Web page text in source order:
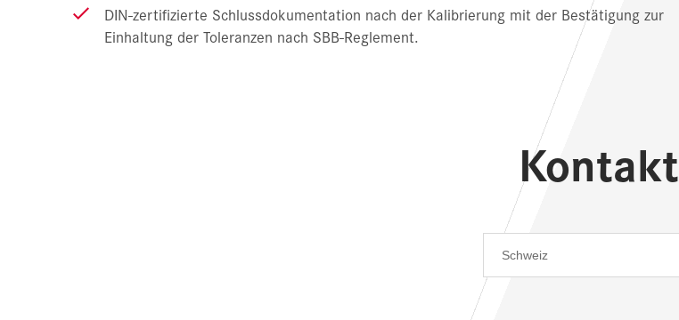
DIN-zertifizierte Schlussdokumentation nach der Kalibrierung mit der Bestätigung zur
Einhaltung der Toleranzen nach SBB-Reglement.
Kontakt